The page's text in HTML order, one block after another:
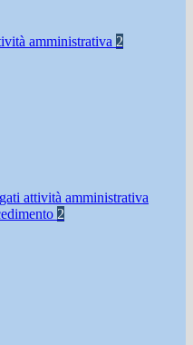
amministrativa 2
attività amministrativa
2